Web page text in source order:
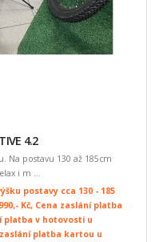
4.2
Na postavu 130 až 185cm
i m ...
postavy cca 130 - 185
Kč, Cena zaslání platba
platba v hotovosti u
platba kartou u